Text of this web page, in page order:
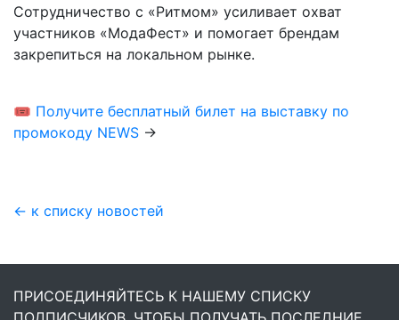
Сотрудничество с «Ритмом» усиливает охват
участников «МодаФест» и помогает брендам
закрепиться на локальном рынке.
🎟️ Получите бесплатный билет на выставку по
промокоду NEWS →
← к списку новостей
ПРИСОЕДИНЯЙТЕСЬ К НАШЕМУ СПИСКУ